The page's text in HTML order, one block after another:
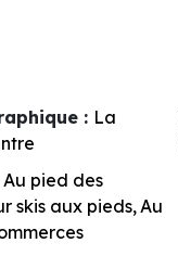
: La
Au pied des
skis aux pieds Au